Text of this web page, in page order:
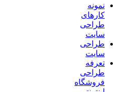
نمونه
کارهای
طراحی
سایت
طراحی
سایت
تعرفه
طراحی
فروشگاه